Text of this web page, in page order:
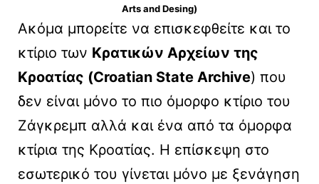
Arts and Desing)
Ακόμα μπορείτε να επισκεφθείτε και το
κτίριο των Κρατικών Αρχείων της
Κροατίας (Croatian State Archive) που
δεν είναι μόνο το πιο όμορφο κτίριο του
Ζάγκρεμπ αλλά και ένα από τα όμορφα
κτίρια της Κροατίας. Η επίσκεψη στο
εσωτερικό του γίνεται μόνο με ξενάγηση